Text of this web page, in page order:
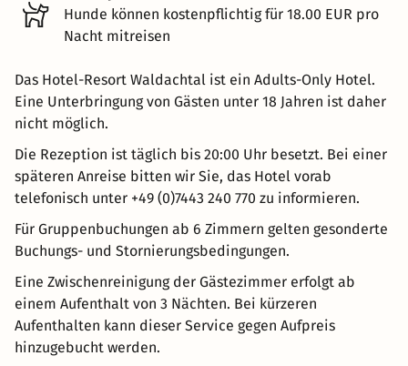
Hunde können kostenpflichtig für 18.00 EUR pro
Nacht mitreisen
Das Hotel-Resort Waldachtal ist ein Adults-Only Hotel.
Eine Unterbringung von Gästen unter 18 Jahren ist daher
nicht möglich.
Die Rezeption ist täglich bis 20:00 Uhr besetzt. Bei einer
späteren Anreise bitten wir Sie, das Hotel vorab
telefonisch unter +49 (0)7443 240 770 zu informieren.
Für Gruppenbuchungen ab 6 Zimmern gelten gesonderte
Buchungs- und Stornierungsbedingungen.
Eine Zwischenreinigung der Gästezimmer erfolgt ab
einem Aufenthalt von 3 Nächten. Bei kürzeren
Aufenthalten kann dieser Service gegen Aufpreis
hinzugebucht werden.